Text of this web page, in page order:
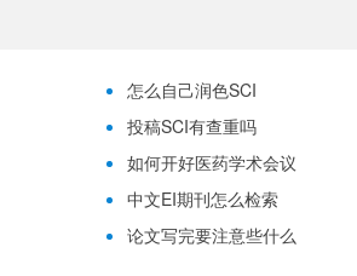
怎么自己润色SCI
投稿SCI有查重吗
如何开好医药学术会议
中文EI期刊怎么检索
论文写完要注意些什么